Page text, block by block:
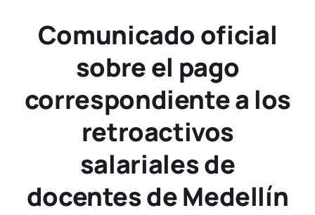
Comunicado oficial
sobre el pago
correspondiente a los
retroactivos
salariales de
docentes de Medellín